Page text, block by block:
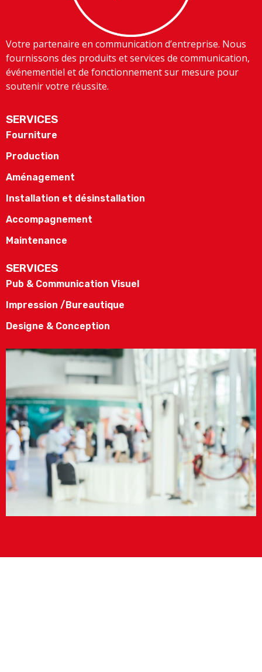
Votre partenaire en communication d’entreprise. Nous
fournissons des produits et services de communication,
événementiel et de fonctionnement sur mesure pour
soutenir votre réussite.
SERVICES
Fourniture
Production
Aménagement
Installation et désinstallation
Accompagnement
Maintenance
SERVICES
Pub & Communication Visuel
Impression /Bureautique
Designe & Conception